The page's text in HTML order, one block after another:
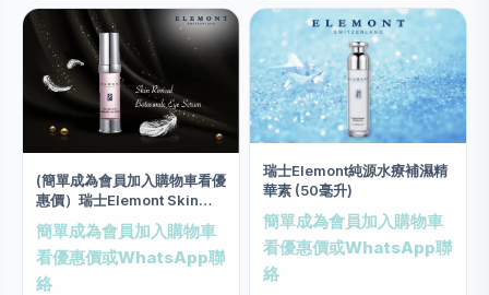
(簡單成為會員加入購物車看優
惠價）瑞士Elemont Skin
Revival Botosimile Eye
Serum類肉毒桿菌提拉眼部精
華素(20ml)
簡單成為會員加入購物車
看優惠價或WhatsApp聯
絡
瑞士Elemont純源水療補濕精
華素 (50毫升)
簡單成為會員加入購物車
看優惠價或WhatsApp聯
絡